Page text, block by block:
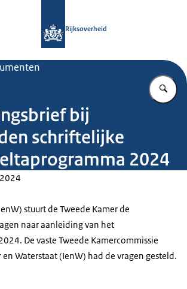
Rijksoverheid
bij
schriftelijke
2024
stuurt de Tweede Kamer de
naar aanleiding van het
De vaste Tweede Kamercommissie
Waterstaat (IenW) had de vragen gesteld.